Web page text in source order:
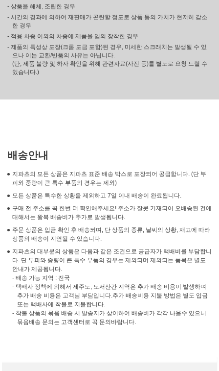
- 상품을 해체, 조립한 경우
- 시간의 경과에 의하여 재판매가 곤란할 정도로 상품 등의 가치가 현저히 감소
한 경우
- 적용 차종 이외의 차종에 제품을 임의 장착한 경우
- 제품의 특성상 도장(크롬 도금 포함)된 경우, 미세한 스크래치는 발생될 수 있
으나 이는 교환/반품의 사유는 아닙니다.
(단, 제품 불량 및 하자 확인을 위해 관련자료(사진 등)를 별도로 요청 드릴 수
있습니다.)
배송안내
지파츠의 모든 상품은 지파츠 표준 배송 박스로 포장되어 공급합니다. (단 부
피와 중량이 큰 특수 부품의 경우는 제외)
모든 상품은 특수한 상황을 제외하고 7일 이내 배송이 완료됩니다.
구매 전 주소를 꼭 한번 더 확인해주세요! 주소가 잘못 기재되어 오배송된 건에
대해서는 왕복 배송비가 추가로 발생됩니다.
주문 상품은 입금 확인 후 배송되며, 단 상품의 종류, 날씨의 상황, 재고에 따라
상품의 배송이 지연될 수 있습니다.
지파츠의 대부분의 상품은 다음과 같은 조건으로 공급자가 택배비를 부담합니
다. 단 부피와 중량이 큰 특수 부품의 경우는 제외되며 제외되는 품목은 별도
안내가 제공됩니다.
- 배송 가능 지역 : 전국
- 택배사 정책에 의해서 제주도, 도서산간 지역은 추가 배송 비용이 발생하며
추가 배송 비용은 고객님 부담입니다.추가 배송비용 지불 방법은 별도 입금
또는 택배사에 착불로 지불합니다.
- 착불 상품의 묶음 배송 시 발송지가 상이하여 배송비가 각각 나올수 있으니
묶음배송 문의는 고객센터로 꼭 문의바랍니다.